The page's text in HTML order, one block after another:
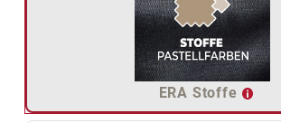
ERA Stoffe